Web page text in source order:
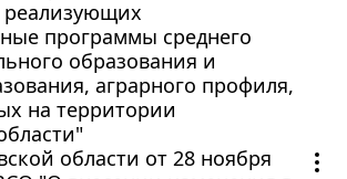
реализующих
программы среднего
образования и
аграрного профиля,
на территории
области от 28 ноября